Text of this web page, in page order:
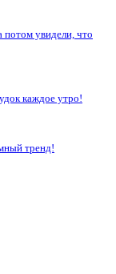
потом увидели, что
каждое утро!
тренд!